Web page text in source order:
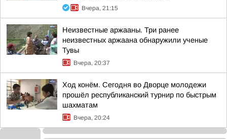
Вчера, 21:15
Неизвестные аржааны. Три ранее
неизвестных аржаана обнаружили ученые
Тувы
Вчера, 20:37
Ход конём. Сегодня во Дворце молодежи
прошёл республиканский турнир по быстрым
шахматам
Вчера, 20:24